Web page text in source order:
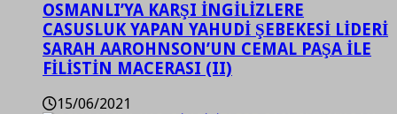
OSMANLI’YA KARŞI İNGİLİZLERE
CASUSLUK YAPAN YAHUDİ ŞEBEKESİ LİDERİ
SARAH AAROHNSON’UN CEMAL PAŞA İLE
FİLİSTİN MACERASI (II)
15/06/2021